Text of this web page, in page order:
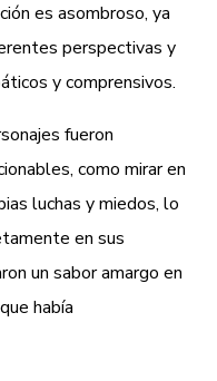
es asombroso, ya
perspectivas y
y comprensivos.
fueron
como mirar en
luchas y miedos, lo
en sus
un sabor amargo en
había